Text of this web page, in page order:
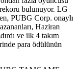
bulunuyor. LG
PUBG Corp. onaylı
Haziran
ve ilk 4 takım
para ödülünün